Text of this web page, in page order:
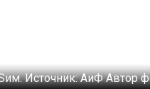
Источник:АиФАвтор